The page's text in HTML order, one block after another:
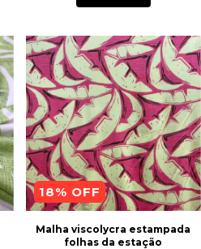
18% OFF
Malha viscolycra estampada
folhas da estação